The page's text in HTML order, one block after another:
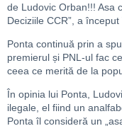
de Ludovic Orban!!! Asa
Deciziile CCR”, a
Ponta continuă prin a
premierul și PNL-ul fac
ceea ce merită de la
În opinia lui Ponta,
ilegale, el fiind un
Ponta îl consideră un